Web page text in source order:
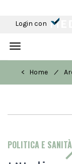
Login con
Toggle
< Home
/
POLITICA E SANITÀ